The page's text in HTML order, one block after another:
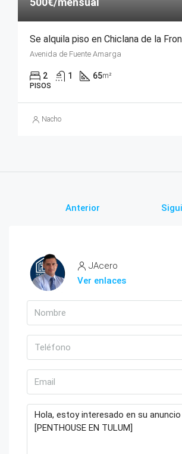
Se alquila piso en Chiclana de la
Avenida de Fuente Amarga
2 1 65m²
PISOS
Nacho
Anterior
JAcero
Ver enlaces